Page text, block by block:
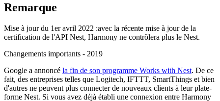
Remarque
Mise à jour du 1er avril 2022 :avec la récente mise à jour de la
certification de l'API Nest, Harmony ne contrôlera plus le Nest.
Changements importants - 2019
Google a annoncé la fin de son programme Works with Nest. De ce
fait, des entreprises telles que Logitech, IFTTT, SmartThings et bien
d'autres ne peuvent plus connecter de nouveaux clients à leur plate-
forme Nest. Si vous avez déjà établi une connexion entre Harmony